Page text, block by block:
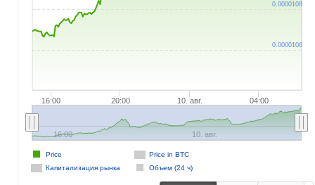
16:00 20:00 10. авг. 04:00
Price in BTC
Капитализация рынка
Объем (24 ч)
Price
16:00 10. авг.
0.0000106
0.0000108